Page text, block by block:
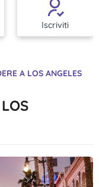
Iscriviti
A LOS ANGELES